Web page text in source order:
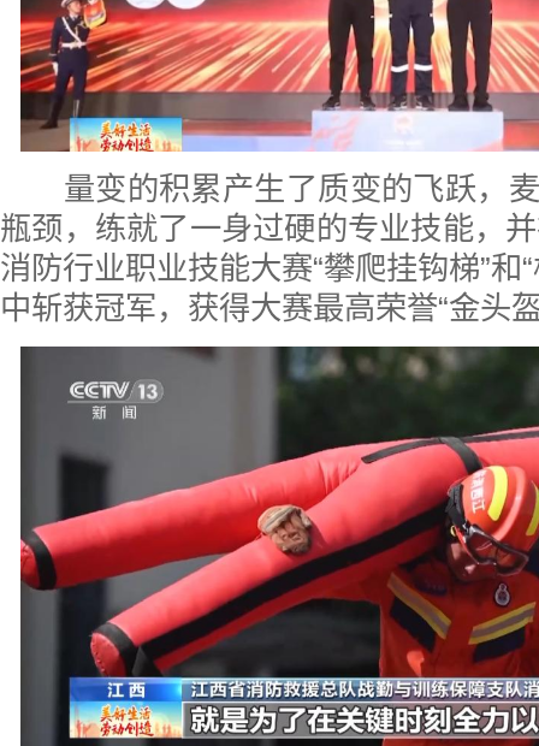
量变的积累产生了质变的飞跃，麦
瓶颈，练就了一身过硬的专业技能，
消防行业职业技能大赛“攀爬挂钩梯”和
中斩获冠军，获得大赛最高荣誉“金头